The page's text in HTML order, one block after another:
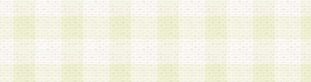
画 面」において、当社が指定する必要事項を入
を行うものとします。当社は、会員登録を承認し
会員として本サービスを 受けるためのログイン
を付与します。